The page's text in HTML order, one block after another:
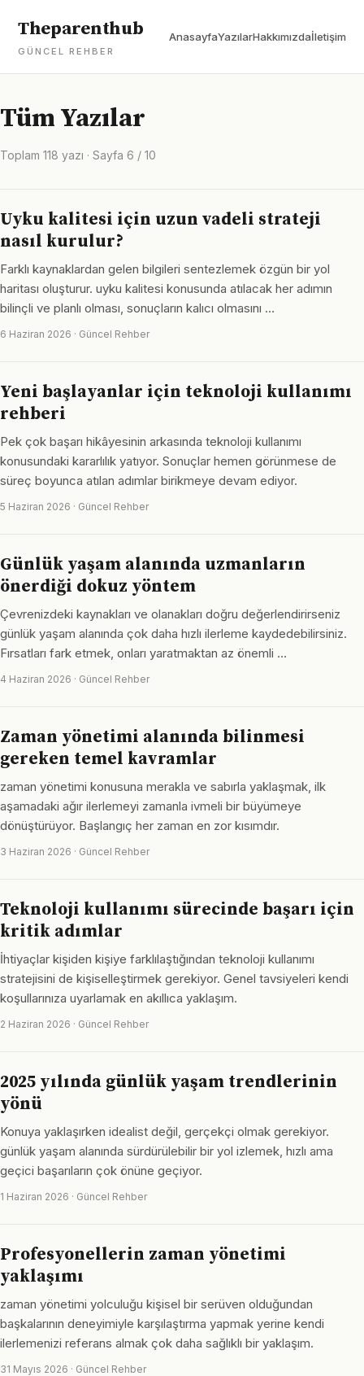
Theparenthub
GÜNCEL REHBER
AnasayfaYazılarHakkımızdaİletişim
Tüm Yazılar
Toplam 118 yazı · Sayfa 6 / 10
Uyku kalitesi için uzun vadeli strateji
nasıl kurulur?
Farklı kaynaklardan gelen bilgileri sentezlemek özgün bir yol
haritası oluşturur. uyku kalitesi konusunda atılacak her adımın
bilinçli ve planlı olması, sonuçların kalıcı olmasını …
6 Haziran 2026 · Güncel Rehber
Yeni başlayanlar için teknoloji kullanımı
rehberi
Pek çok başarı hikâyesinin arkasında teknoloji kullanımı
konusundaki kararlılık yatıyor. Sonuçlar hemen görünmese de
süreç boyunca atılan adımlar birikmeye devam ediyor.
5 Haziran 2026 · Güncel Rehber
Günlük yaşam alanında uzmanların
önerdiği dokuz yöntem
Çevrenizdeki kaynakları ve olanakları doğru değerlendirirseniz
günlük yaşam alanında çok daha hızlı ilerleme kaydedebilirsiniz.
Fırsatları fark etmek, onları yaratmaktan az önemli …
4 Haziran 2026 · Güncel Rehber
Zaman yönetimi alanında bilinmesi
gereken temel kavramlar
zaman yönetimi konusuna merakla ve sabırla yaklaşmak, ilk
aşamadaki ağır ilerlemeyi zamanla ivmeli bir büyümeye
dönüştürüyor. Başlangıç her zaman en zor kısımdır.
3 Haziran 2026 · Güncel Rehber
Teknoloji kullanımı sürecinde başarı için
kritik adımlar
İhtiyaçlar kişiden kişiye farklılaştığından teknoloji kullanımı
stratejisini de kişiselleştirmek gerekiyor. Genel tavsiyeleri kendi
koşullarınıza uyarlamak en akıllıca yaklaşım.
2 Haziran 2026 · Güncel Rehber
2025 yılında günlük yaşam trendlerinin
yönü
Konuya yaklaşırken idealist değil, gerçekçi olmak gerekiyor.
günlük yaşam alanında sürdürülebilir bir yol izlemek, hızlı ama
geçici başarıların çok önüne geçiyor.
1 Haziran 2026 · Güncel Rehber
Profesyonellerin zaman yönetimi
yaklaşımı
zaman yönetimi yolculuğu kişisel bir serüven olduğundan
başkalarının deneyimiyle karşılaştırma yapmak yerine kendi
ilerlemenizi referans almak çok daha sağlıklı bir yaklaşım.
31 Mayıs 2026 · Güncel Rehber